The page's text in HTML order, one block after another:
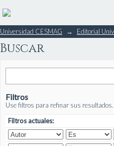
Buscar
Universidad CESMAG → Editorial
Buscar
Filtros
Use filtros para refinar sus resultados.
Filtros actuales: